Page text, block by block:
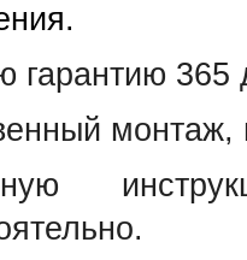
гарантию 365